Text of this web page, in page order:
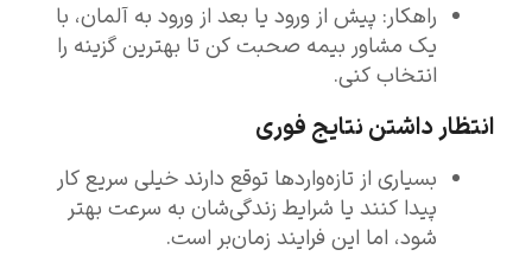
راهکار: پیش از ورود یا بعد از ورود به آلمان، با
یک مشاور بیمه صحبت کن تا بهترین گزینه را
انتخاب کنی.
انتظار داشتن نتایج فوری
بسیاری از تازه‌واردها توقع دارند خیلی سریع کار
پیدا کنند یا شرایط زندگی‌شان به سرعت بهتر
شود، اما این فرایند زمان‌بر است.